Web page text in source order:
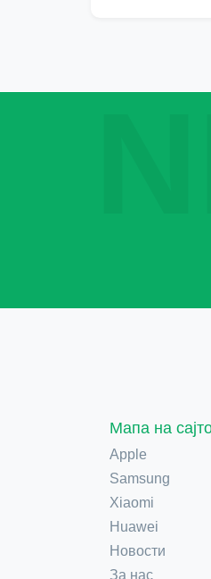
Мапа на
Apple
Samsung
Xiaomi
Huawei
Новости
За нас